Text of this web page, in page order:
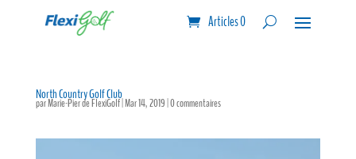
Articles 0
North Country Golf Club
parMarie-Pier de FlexiGolf|Mar 14, 2019|0 commentaires